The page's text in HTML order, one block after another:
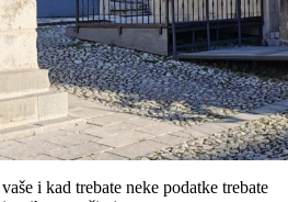
i kad trebate neke podatke trebate